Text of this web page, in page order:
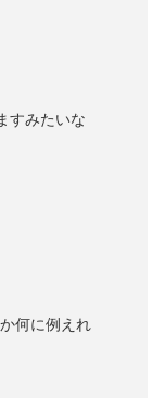
すみたいな
何に例えれ